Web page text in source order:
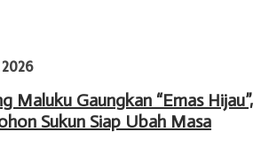
2026
Maluku Gaungkan “Emas Hijau”,
Sukun Siap Ubah Masa